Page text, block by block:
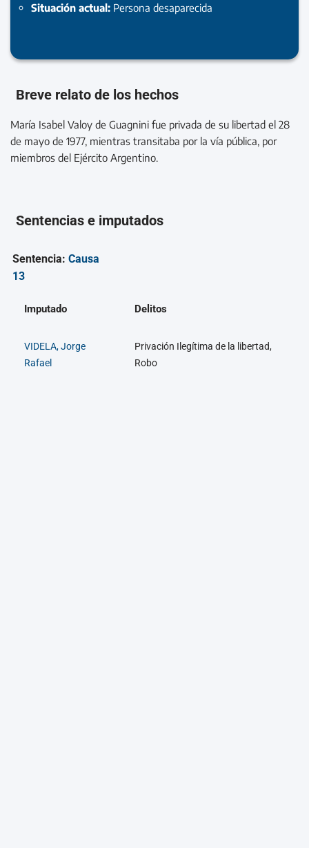
Situación actual: Persona desaparecida
Breve relato de los hechos
María Isabel Valoy de Guagnini fue privada de su libertad el 28
de mayo de 1977, mientras transitaba por la vía pública, por
miembros del Ejército Argentino.
Sentencias e imputados
Sentencia: Causa
13
Imputado Delitos
VIDELA, Jorge
Rafael
Privación Ilegítima de la libertad,
Robo